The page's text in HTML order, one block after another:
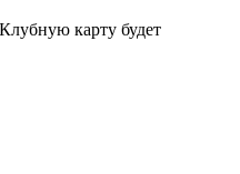
карту будет